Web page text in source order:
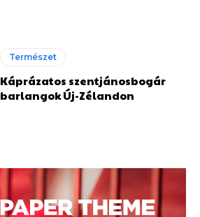
Természet
Káprázatos szentjánosbogár
barlangok Új-Zélandon